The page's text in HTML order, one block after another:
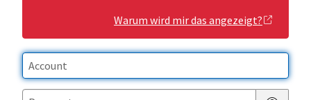
Warum wird mir das angezeigt?